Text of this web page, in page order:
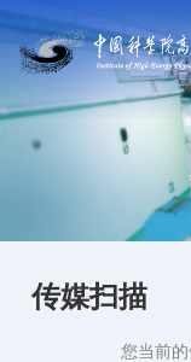
传媒扫描
您当前的